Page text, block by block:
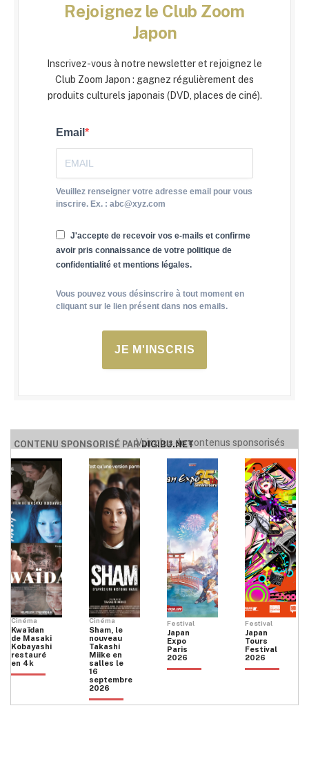
Rejoignez le Club Zoom
Japon
Inscrivez-vous à notre newsletter et rejoignez le
Club Zoom Japon : gagnez régulièrement des
produits culturels japonais (DVD, places de ciné).
Email
Veuillez renseigner votre adresse email pour vous
inscrire. Ex. : abc@xyz.com
J'accepte de recevoir vos e-mails et confirme
avoir pris connaissance de votre politique de
confidentialité et mentions légales.
Vous pouvez vous désinscrire à tout moment en
cliquant sur le lien présent dans nos emails.
JE M'INSCRIS
CONTENU SPONSORISÉ PARDIGIBU.NET
Voir plus de contenus sponsorisés
Cinéma
Kwaïdan
de Masaki
Kobayashi
restauré
en 4k
Cinéma
Sham, le
nouveau
Takashi
Miike en
salles le
16
septembre
2026
Festival
Japan
Expo
Paris
2026
Festival
Japan
Tours
Festival
2026